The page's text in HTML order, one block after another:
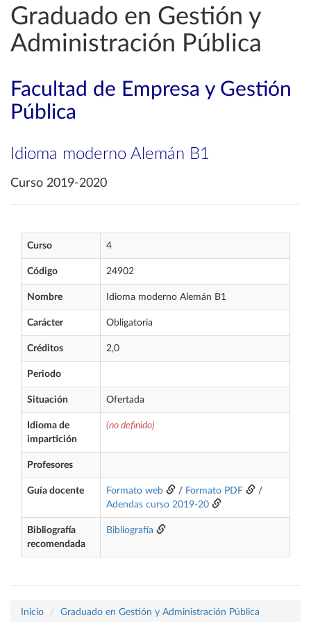
Graduado en Gestión y
Administración Pública
Facultad de Empresa y Gestión
Pública
Idioma moderno Alemán B1
Curso 2019-2020
Curso 4
Código 24902
Nombre Idioma moderno Alemán B1
Carácter Obligatoria
Créditos 2,0
Periodo
Situación Ofertada
Idioma de
impartición
(no definido)
Profesores
Guía docente Formato web / Formato PDF
/
Adendas curso 2019-20
Bibliografía
recomendada
Bibliografía
Inicio
Graduado en Gestión y Administración Pública